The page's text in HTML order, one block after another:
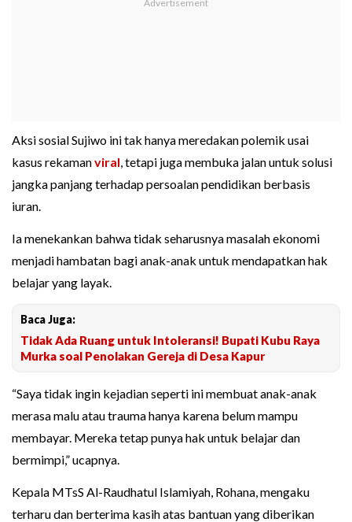
Aksi sosial Sujiwo ini tak hanya meredakan polemik usai
kasus rekamanviral , tetapi juga membuka jalan untuk solusi
jangka panjang terhadap persoalan pendidikan berbasis
iuran.
Ia menekankan bahwa tidak seharusnya masalah ekonomi
menjadi hambatan bagi anak-anak untuk mendapatkan hak
belajar yang layak.
Baca Juga:
Tidak Ada Ruang untuk Intoleransi! Bupati Kubu Raya
Murka soal Penolakan Gereja di Desa Kapur
“Saya tidak ingin kejadian seperti ini membuat anak-anak
merasa malu atau trauma hanya karena belum mampu
membayar. Mereka tetap punya hak untuk belajar dan
bermimpi,” ucapnya.
Kepala MTsS Al-Raudhatul Islamiyah, Rohana, mengaku
terharu dan berterima kasih atas bantuan yang diberikan